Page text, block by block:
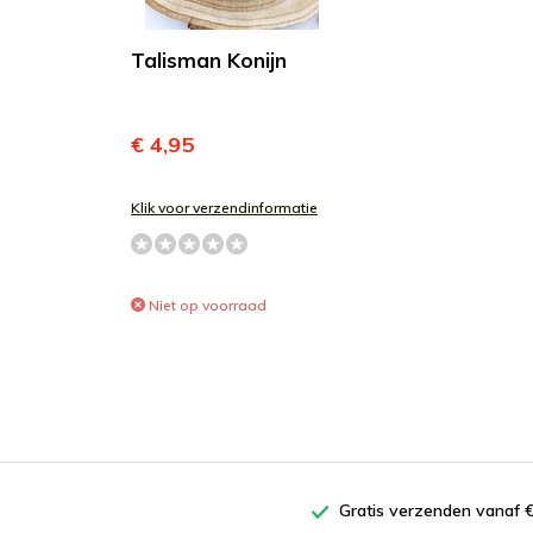
Talisman Konijn
€ 4,95
Klik voor verzendinformatie
Niet op voorraad
Gratis verzenden vanaf